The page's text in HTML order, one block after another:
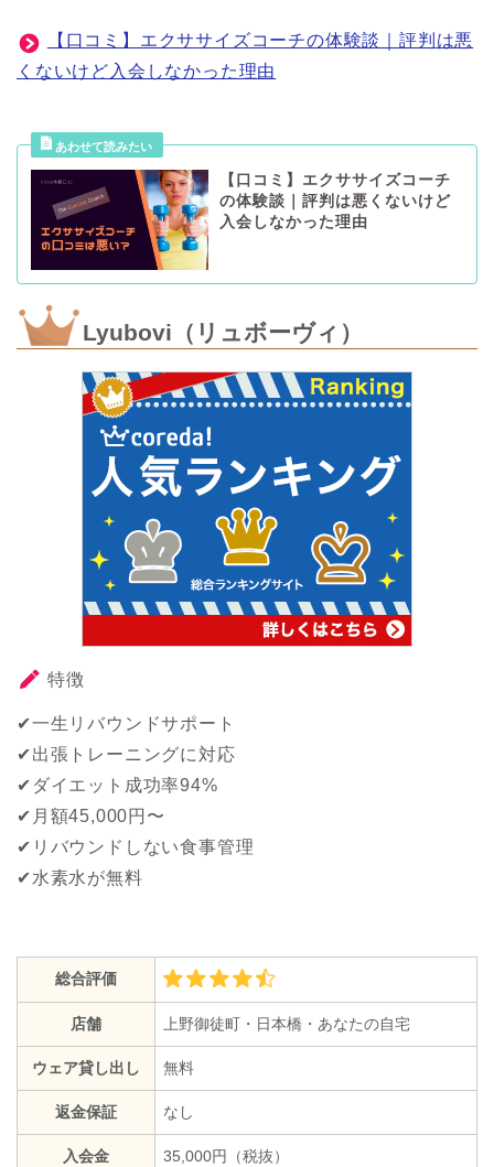
【口コミ】エクササイズコーチの体験談｜評判は悪
くないけど入会しなかった理由
【口コミ】エクササイズコーチ
の体験談｜評判は悪くないけど
入会しなかった理由
Lyubovi（リュボーヴィ）
特徴
✔一生リバウンドサポート
✔出張トレーニングに対応
✔ダイエット成功率94%
✔月額45,000円〜
✔リバウンドしない食事管理
✔水素水が無料
総合評価
店舗 上野御徒町・日本橋・あなたの自宅
ウェア貸し出し 無料
返金保証 なし
入会金 35,000円（税抜）